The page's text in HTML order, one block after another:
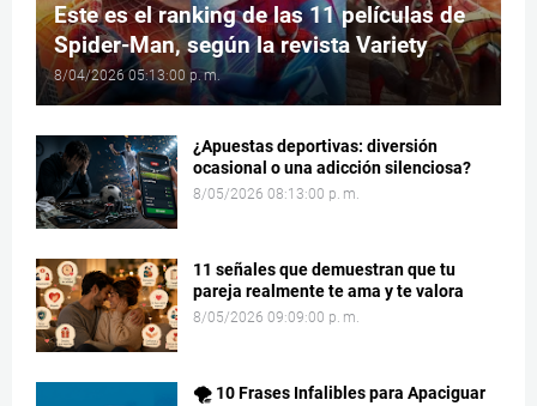
Este es el ranking de las 11 películas de
Spider-Man, según la revista Variety
8/04/2026 05:13:00 p. m.
¿Apuestas deportivas: diversión
ocasional o una adicción silenciosa?
8/05/2026 08:13:00 p. m.
11 señales que demuestran que tu
pareja realmente te ama y te valora
8/05/2026 09:09:00 p. m.
🌪️ 10 Frases Infalibles para Apaciguar